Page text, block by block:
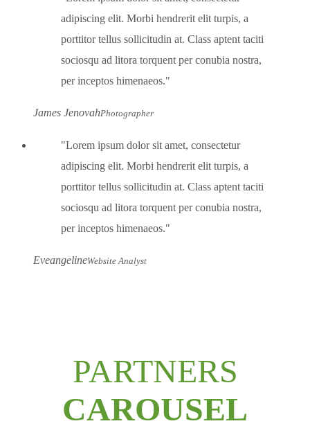
adipiscing elit. Morbi hendrerit elit turpis, a
porttitor tellus sollicitudin at. Class aptent taciti
sociosqu ad litora torquent per conubia nostra,
per inceptos himenaeos.
James JenovahPhotographer
Lorem ipsum dolor sit amet, consectetur
adipiscing elit. Morbi hendrerit elit turpis, a
porttitor tellus sollicitudin at. Class aptent taciti
sociosqu ad litora torquent per conubia nostra,
per inceptos himenaeos.
EveangelineWebsite Analyst
PARTNERS
CAROUSEL